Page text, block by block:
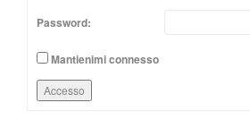
Password:
Mantienimi connesso
Accesso